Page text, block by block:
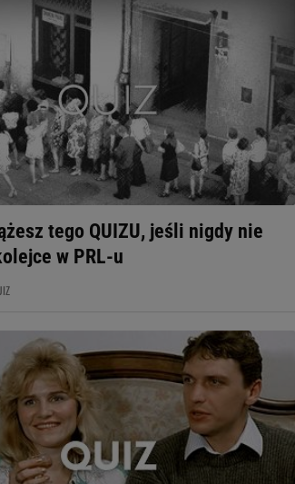
tego QUIZU, jeśli nigdy nie
w PRL-u